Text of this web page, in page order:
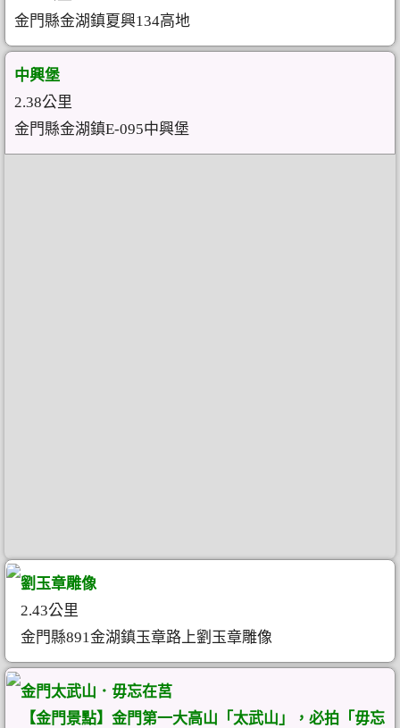
金門縣金湖鎮夏興134高地
中興堡
2.38公里
金門縣金湖鎮E-095中興堡
劉玉章雕像
2.43公里
金門縣891金湖鎮玉章路上劉玉章雕像
金門太武山．毋忘在莒
【金門景點】金門第一大高山「太武山」，必拍「毋忘